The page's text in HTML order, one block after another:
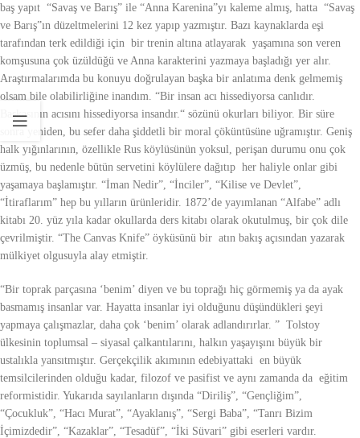
baş yapıt “Savaş ve Barış” ile “Anna Karenina”yı kaleme almış, hatta “Savaş
ve Barış”ın düzeltmelerini 12 kez yapıp yazmıştır. Bazı kaynaklarda eşi
tarafından terk edildiği için bir trenin altına atlayarak yaşamına son veren
komşusuna çok üzüldüğü ve Anna karakterini yazmaya başladığı yer alır.
Araştırmalarımda bu konuyu doğrulayan başka bir anlatıma denk gelmemiş
olsam bile olabilirliğine inandım. “Bir insan acı hissediyorsa canlıdır.
Başkasının acısını hissediyorsa insandır.“ sözünü okurları biliyor. Bir süre
sonra yeniden, bu sefer daha şiddetli bir moral çöküntüsüne uğramıştır. Geniş
halk yığınlarının, özellikle Rus köylüsünün yoksul, perişan durumu onu çok
üzmüş, bu nedenle bütün servetini köylülere dağıtıp her haliyle onlar gibi
yaşamaya başlamıştır. “İman Nedir”, “İnciler”, “Kilise ve Devlet”,
“İtiraflarım” hep bu yılların ürünleridir. 1872’de yayımlanan “Alfabe” adlı
kitabı 20. yüz yıla kadar okullarda ders kitabı olarak okutulmuş, bir çok dile
çevrilmiştir. “The Canvas Knife” öyküsünü bir atın bakış açısından yazarak
mülkiyet olgusuyla alay etmiştir.
“Bir toprak parçasına ‘benim’ diyen ve bu toprağı hiç görmemiş ya da ayak
basmamış insanlar var. Hayatta insanlar iyi olduğunu düşündükleri şeyi
yapmaya çalışmazlar, daha çok ‘benim’ olarak adlandırırlar. ” Tolstoy
ülkesinin toplumsal – siyasal çalkantılarını, halkın yaşayışını büyük bir
ustalıkla yansıtmıştır. Gerçekçilik akımının edebiyattaki en büyük
temsilcilerinden olduğu kadar, filozof ve pasifist ve aynı zamanda da eğitim
reformistidir. Yukarıda sayılanların dışında “Diriliş”, “Gençliğim”,
“Çocukluk”, “Hacı Murat”, “Ayaklanış”, “Sergi Baba”, “Tanrı Bizim
İçimizdedir”, “Kazaklar”, “Tesadüf”, “İki Süvari” gibi eserleri vardır.